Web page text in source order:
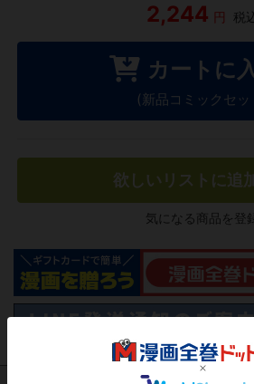
2,244 円 税
カートに
(新品コミックセッ
欲しいリストに追
気になる商品を登